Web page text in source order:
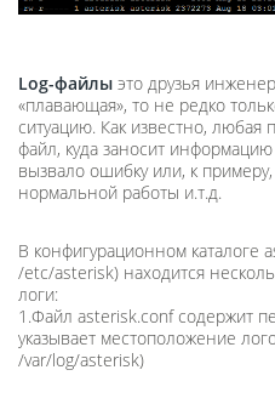
Log-файлы это друзья
«плавающая», то не редко
ситуацию. Как известно,
файл, куда заносит
вызвало ошибку или, к
нормальной работы и.т.д.
В конфигурационном каталоге
/etc/asterisk) находится
логи:
1.Файл asterisk.conf содержит
указывает местоположение
/var/log/asterisk)